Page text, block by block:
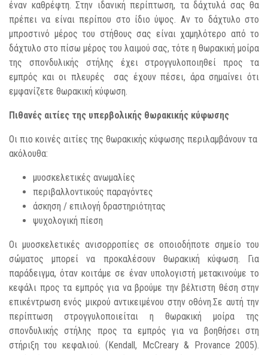
έναν καθρέφτη. Στην ιδανική περίπτωση, τα δάχτυλά σας θα
πρέπει να είναι περίπου στο ίδιο ύψος. Αν το δάχτυλο στο
μπροστινό μέρος του στήθους σας είναι χαμηλότερο από το
δάχτυλο στο πίσω μέρος του λαιμού σας, τότε η θωρακική μοίρα
της σπονδυλικής στήλης έχει στρογγυλοποιηθεί προς τα
εμπρός και οι πλευρές σας έχουν πέσει, άρα σημαίνει ότι
εμφανίζετε θωρακική κύφωση.
Πιθανές αιτίες της υπερβολικής θωρακικής κύφωσης
Οι πιο κοινές αιτίες της θωρακικής κύφωσης περιλαμβάνουν τα
ακόλουθα:
μυοσκελετικές ανωμαλίες
περιβαλλοντικούς παραγόντες
άσκηση / επιλογή δραστηριότητας
ψυχολογική πίεση
Οι μυοσκελετικές ανισορροπίες σε οποιοδήποτε σημείο του
σώματος μπορεί να προκαλέσουν θωρακική κύφωση. Για
παράδειγμα, όταν κοιτάμε σε έναν υπολογιστή μετακινούμε το
κεφάλι προς τα εμπρός για να βρούμε την βέλτιστη θέση στην
επικέντρωση ενός μικρού αντικειμένου στην οθόνη.Σε αυτή την
περίπτωση στρογγυλοποιείται η θωρακική μοίρα της
σπονδυλικής στήλης προς τα εμπρός για να βοηθήσει στη
στήριξη του κεφαλιού. (Kendall, McCreary & Provance 2005).